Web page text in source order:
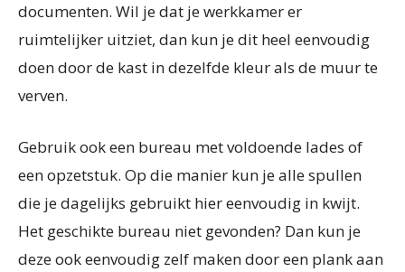
documenten. Wil je dat je werkkamer er
ruimtelijker uitziet, dan kun je dit heel eenvoudig
doen door de kast in dezelfde kleur als de muur te
verven.
Gebruik ook een bureau met voldoende lades of
een opzetstuk. Op die manier kun je alle spullen
die je dagelijks gebruikt hier eenvoudig in kwijt.
Het geschikte bureau niet gevonden? Dan kun je
deze ook eenvoudig zelf maken door een plank aan